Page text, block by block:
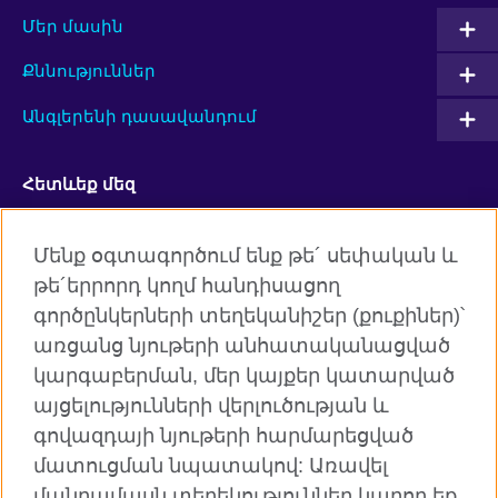
Մեր մասին
Քննություններ
Անգլերենի դասավանդում
Հետևեք մեզ
YouTube Flickr
Instagram
TikTok
Բրիտանական խորհուրդն աշխարհում
Մենք օգտագործում ենք թե´ սեփական և
թե´երրորդ կողմ հանդիսացող
գործընկերների տեղեկանիշեր (քուքիներ)՝
առցանց նյութերի անհատականացված
կարգաբերման, մեր կայքեր կատարված
այցելությունների վերլուծության և
գովազդայի նյութերի հարմարեցված
մատուցման նպատակով: Առավել